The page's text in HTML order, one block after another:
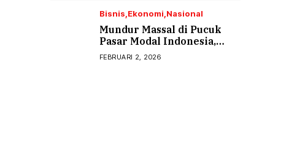
Bisnis Ekonomi Nasional
Mundur Massal di Pucuk
Pasar Modal Indonesia,
Drama Apa Ini?
FEBRUARI 2, 2026